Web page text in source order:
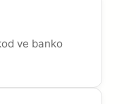
ve banko